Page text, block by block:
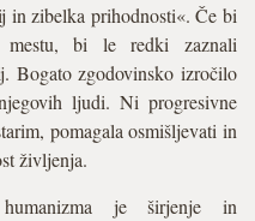
in zibelka prihodnosti«. Če bi
mestu, bi le redki zaznali
Bogato zgodovinsko izročilo
ljudi. Ni progresivne
pomagala osmišljevati in
življenja.
je širjenje in